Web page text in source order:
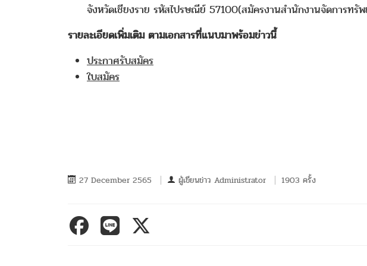
จังหวัดเชียงราย รหัสไปรษณีย์ 57100(สมัครงานสำนักงานจัดการทรั
รายละเอียดเพิ่มเติม ตามเอกสารที่แนบมาพร้อมข่าวนี้
ประกาศรับสมัคร
ใบสมัคร
27 December 2565 ผู้เขียนข่าว Administrator 1903 ครั้ง